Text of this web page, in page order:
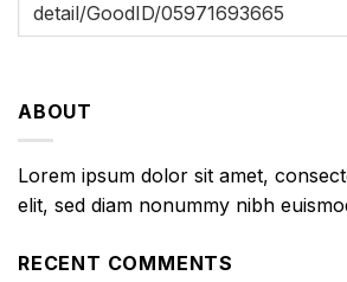
ABOUT
Lorem ipsum dolor sit amet,
elit, sed diam nonummy nibh
RECENT COMMENTS